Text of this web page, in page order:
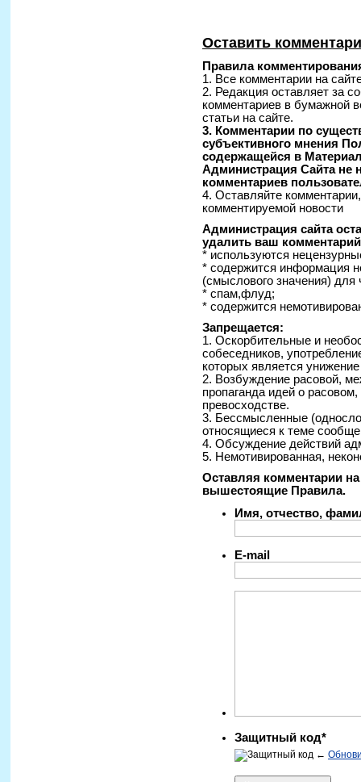
Оставить
Правила
1. Все комментарии на
2. Редакция оставляет за
комментариев в бумажной
статьи на сайте.
3. Комментарии по
субъективного мнения
содержащейся в
Администрация Сайта не
комментариев
4. Оставляйте
комментируемой новости
Администрация сайта
удалить ваш
* используются
* содержится информация
(смыслового значения) для
* спам,флуд;
* содержится
Запрещается:
1. Оскорбительные и
собеседников,
которых является
2. Возбуждение расовой,
пропаганда идей о
превосходстве.
3. Бессмысленные
относящиеся к теме
4. Обсуждение действий
5. Немотивированная,
Оставляя комментарии
вышестоящие Правила.
Имя, отчество,
E-mail
Защитный код*
←